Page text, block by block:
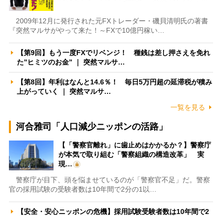
2009年12月に発行された元FXトレーダー・磯貝清明氏の著書
『突然マルサがやって来た！～FXで10億円稼い…
【第9回】もう一度FXでリベンジ！ 種銭は差し押さえを免れ
た”ヒミツのお金” ｜ 突然マルサ…
【第8回】年利はなんと14.6％！ 毎日5万円超の延滞税が積み
上がっていく ｜ 突然マルサ…
一覧を見る
河合雅司「人口減少ニッポンの活路」
【「警察官離れ」に歯止めはかかるか？】警察庁
が本気で取り組む「警察組織の構造改革」 実
現…
警察庁が目下、頭を悩ませているのが「警察官不足」だ。警察
官の採用試験の受験者数は10年間で2分の1以…
【安全・安心ニッポンの危機】採用試験受験者数は10年間で2